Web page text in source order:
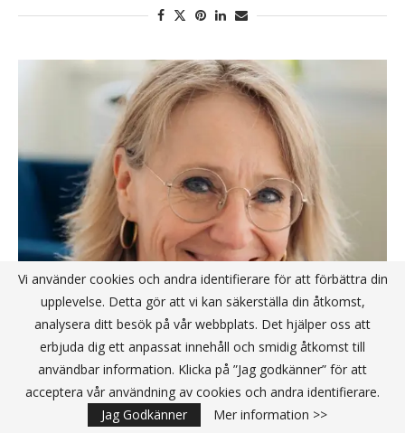
Sanna Rydberg blir ny vd för svenska
medtechbolaget True Dose
Publicerat avRedaktionen 2026-05-07
Vi använder cookies och andra identifierare för att förbättra din
upplevelse. Detta gör att vi kan säkerställa din åtkomst,
analysera ditt besök på vår webbplats. Det hjälper oss att
erbjuda dig ett anpassat innehåll och smidig åtkomst till
användbar information. Klicka på ”Jag godkänner” för att
acceptera vår användning av cookies och andra identifierare.
Jag Godkänner
Mer information >>